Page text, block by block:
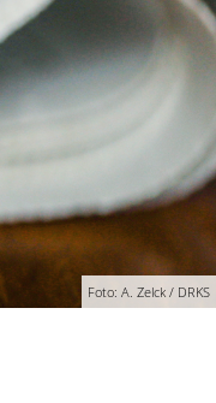
Foto: A. Zelck / DRKS